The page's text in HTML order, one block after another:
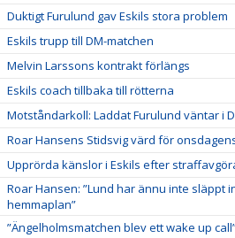
Duktigt Furulund gav Eskils stora problem
Eskils trupp till DM-matchen
Melvin Larssons kontrakt förlängs
Eskils coach tillbaka till rötterna
Motståndarkoll: Laddat Furulund väntar i
Roar Hansens Stidsvig värd för
Upprörda känslor i Eskils efter
Roar Hansen: ”Lund har ännu inte släppt
hemmaplan”
”Ängelholmsmatchen blev ett wake up